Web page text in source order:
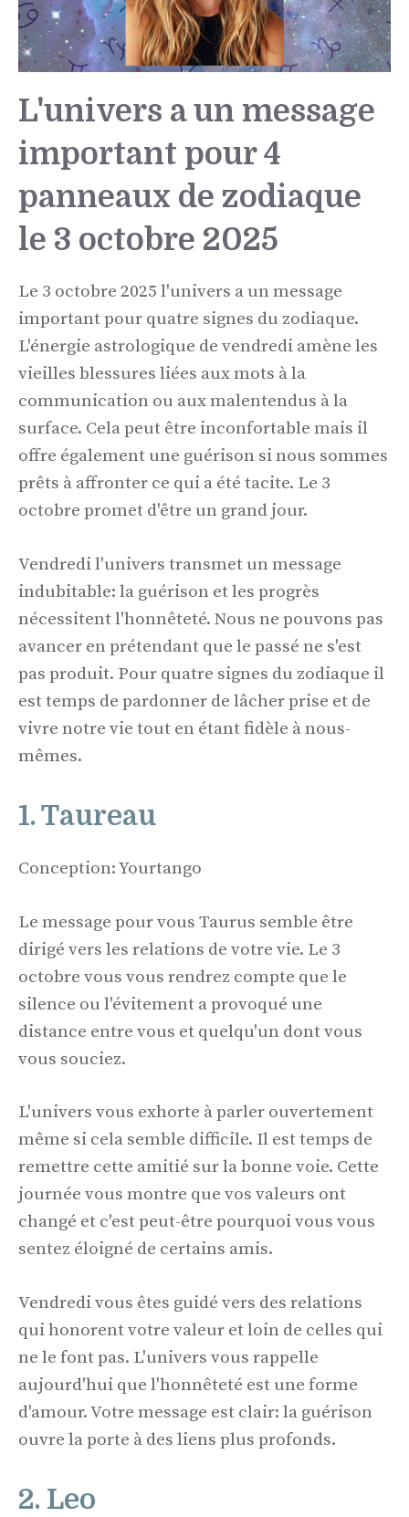
L'univers a un message
important pour 4
panneaux de zodiaque
le 3 octobre 2025
Le 3 octobre 2025 l'univers a un message
important pour quatre signes du zodiaque.
L'énergie astrologique de vendredi amène les
vieilles blessures liées aux mots à la
communication ou aux malentendus à la
surface. Cela peut être inconfortable mais il
offre également une guérison si nous sommes
prêts à affronter ce qui a été tacite. Le 3
octobre promet d'être un grand jour.
Vendredi l'univers transmet un message
indubitable: la guérison et les progrès
nécessitent l'honnêteté. Nous ne pouvons pas
avancer en prétendant que le passé ne s'est
pas produit. Pour quatre signes du zodiaque il
est temps de pardonner de lâcher prise et de
vivre notre vie tout en étant fidèle à nous-
mêmes.
1. Taureau
Conception: Yourtango
Le message pour vous Taurus semble être
dirigé vers les relations de votre vie. Le 3
octobre vous vous rendrez compte que le
silence ou l'évitement a provoqué une
distance entre vous et quelqu'un dont vous
vous souciez.
L'univers vous exhorte à parler ouvertement
même si cela semble difficile. Il est temps de
remettre cette amitié sur la bonne voie. Cette
journée vous montre que vos valeurs ont
changé et c'est peut-être pourquoi vous vous
sentez éloigné de certains amis.
Vendredi vous êtes guidé vers des relations
qui honorent votre valeur et loin de celles qui
ne le font pas. L'univers vous rappelle
aujourd'hui que l'honnêteté est une forme
d'amour. Votre message est clair: la guérison
ouvre la porte à des liens plus profonds.
2. Leo